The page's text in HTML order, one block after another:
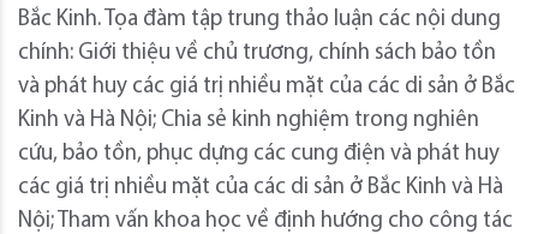
Bắc Kinh. Tọa đàm tập trung thảo luận các nội dung
chính: Giới thiệu về chủ trương, chính sách bảo tồn
và phát huy các giá trị nhiều mặt của các di sản ở Bắc
Kinh và Hà Nội; Chia sẻ kinh nghiệm trong nghiên
cứu, bảo tồn, phục dựng các cung điện và phát huy
các giá trị nhiều mặt của các di sản ở Bắc Kinh và Hà
Nội; Tham vấn khoa học về định hướng cho công tác